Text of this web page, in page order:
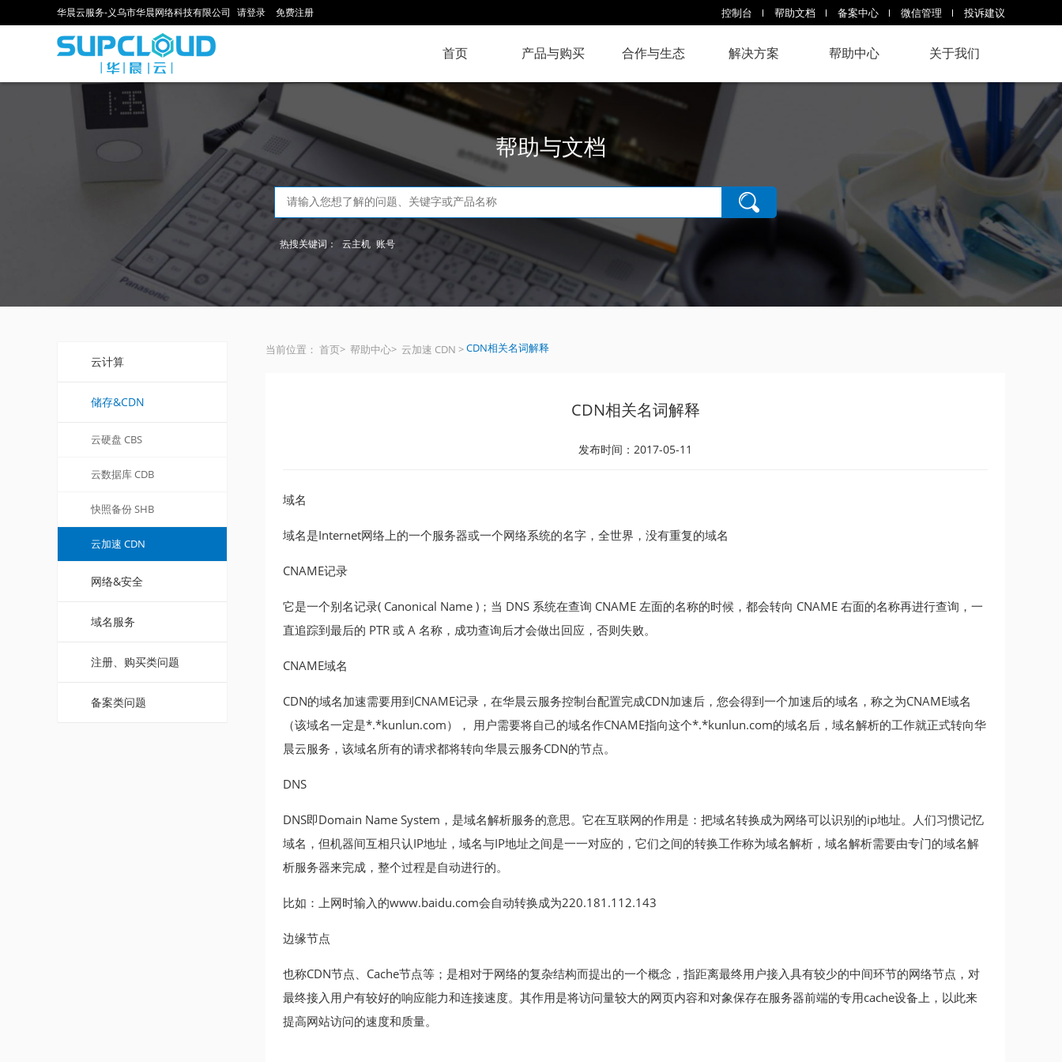
华晨云服务-义乌市华晨网络科技有限公司 请登录 免费注册 控制台 帮助文档 备案中心 微信管理 投诉建议
首页 产品与购买 合作与生态 解决方案 帮助中心 关于我们
帮助与文档
热搜关键词： 云主机 账号
云计算
储存&CDN
云硬盘 CBS
云数据库 CDB
快照备份 SHB
云加速 CDN
网络&安全
域名服务
注册、购买类问题
备案类问题
当前位置： 首页> 帮助中心> 云加速 CDN >CDN相关名词解释
CDN相关名词解释
发布时间：2017-05-11
域名
域名是Internet网络上的一个服务器或一个网络系统的名字，全世界，没有重复的域名
CNAME记录
它是一个别名记录( Canonical Name )；当 DNS 系统在查询 CNAME 左面的名称的时候，都会转向 CNAME 右面的名称再进行查询，一
直追踪到最后的 PTR 或 A 名称，成功查询后才会做出回应，否则失败。
CNAME域名
CDN的域名加速需要用到CNAME记录，在华晨云服务控制台配置完成CDN加速后，您会得到一个加速后的域名，称之为CNAME域名
（该域名一定是*.*kunlun.com）， 用户需要将自己的域名作CNAME指向这个*.*kunlun.com的域名后，域名解析的工作就正式转向华
晨云服务，该域名所有的请求都将转向华晨云服务CDN的节点。
DNS
DNS即Domain Name System，是域名解析服务的意思。它在互联网的作用是：把域名转换成为网络可以识别的ip地址。人们习惯记忆
域名，但机器间互相只认IP地址，域名与IP地址之间是一一对应的，它们之间的转换工作称为域名解析，域名解析需要由专门的域名解
析服务器来完成，整个过程是自动进行的。
比如：上网时输入的www.baidu.com会自动转换成为220.181.112.143
边缘节点
也称CDN节点、Cache节点等；是相对于网络的复杂结构而提出的一个概念，指距离最终用户接入具有较少的中间环节的网络节点，对
最终接入用户有较好的响应能力和连接速度。其作用是将访问量较大的网页内容和对象保存在服务器前端的专用cache设备上，以此来
提高网站访问的速度和质量。